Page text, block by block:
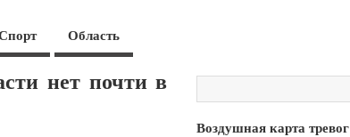
Область
нет почти в
Воздушная карта тревог